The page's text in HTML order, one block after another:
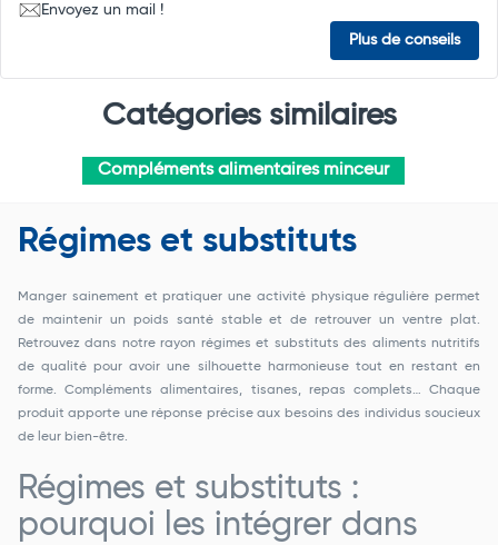
Envoyez un mail !
Plus de conseils
Catégories similaires
Compléments alimentaires minceur
Régimes et substituts
Manger sainement et pratiquer une activité physique régulière permet
de maintenir un poids santé stable et de retrouver un ventre plat.
Retrouvez dans notre rayon régimes et substituts des aliments nutritifs
de qualité pour avoir une silhouette harmonieuse tout en restant en
forme. Compléments alimentaires, tisanes, repas complets… Chaque
produit apporte une réponse précise aux besoins des individus soucieux
de leur bien-être.
Régimes et substituts :
pourquoi les intégrer dans